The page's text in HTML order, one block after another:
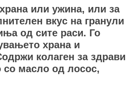
или ужина, или за
вкус на гранули
од сите раси. Го
храна и
колаген за здрави
со масло од лосос,